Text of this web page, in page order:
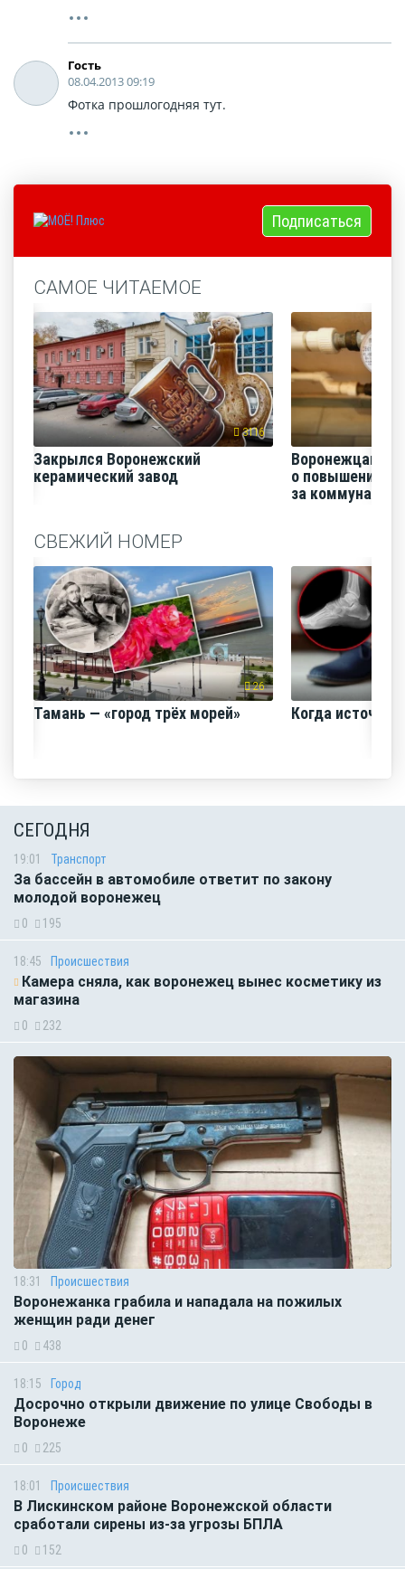
Гость
08.04.2013 09:19
Фотка прошлогодняя тут.
Подписаться
САМОЕ ЧИТАЕМОЕ
3116
Закрылся Воронежский
керамический завод
Воронежцам
о повышении
за
СВЕЖИЙ НОМЕР
26
Тамань — «город трёх морей» Когда
СЕГОДНЯ
19:01 Транспорт
За бассейн в автомобиле ответит по закону
молодой воронежец
0 195
18:45 Происшествия
Камера сняла, как воронежец вынес косметику из
магазина
0 232
18:31 Происшествия
Воронежанка грабила и нападала на пожилых
женщин ради денег
0 438
18:15 Город
Досрочно открыли движение по улице Свободы в
Воронеже
0 225
18:01 Происшествия
В Лискинском районе Воронежской области
сработали сирены из-за угрозы БПЛА
0 152